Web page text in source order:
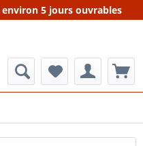
5 jours ouvrables